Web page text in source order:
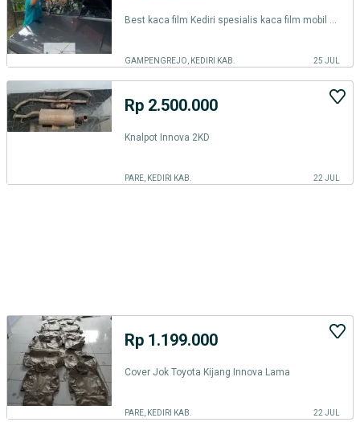
GAMPENGREJO, KEDIRI KAB. 25 JUL
Rp 2.500.000
Knalpot Innova 2KD
PARE, KEDIRI KAB. 22 JUL
Rp 1.199.000
Cover Jok Toyota Kijang Innova Lama
PARE, KEDIRI KAB. 22 JUL